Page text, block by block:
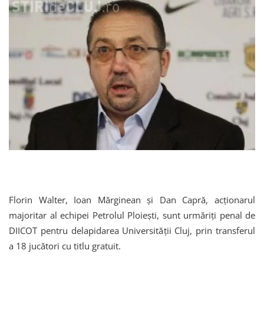
Florin Walter, Ioan Mărginean și Dan Capră, acționarul
majoritar al echipei Petrolul Ploiești, sunt urmăriți penal de
DIICOT pentru delapidarea Universității Cluj, prin transferul
a 18 jucători cu titlu gratuit.